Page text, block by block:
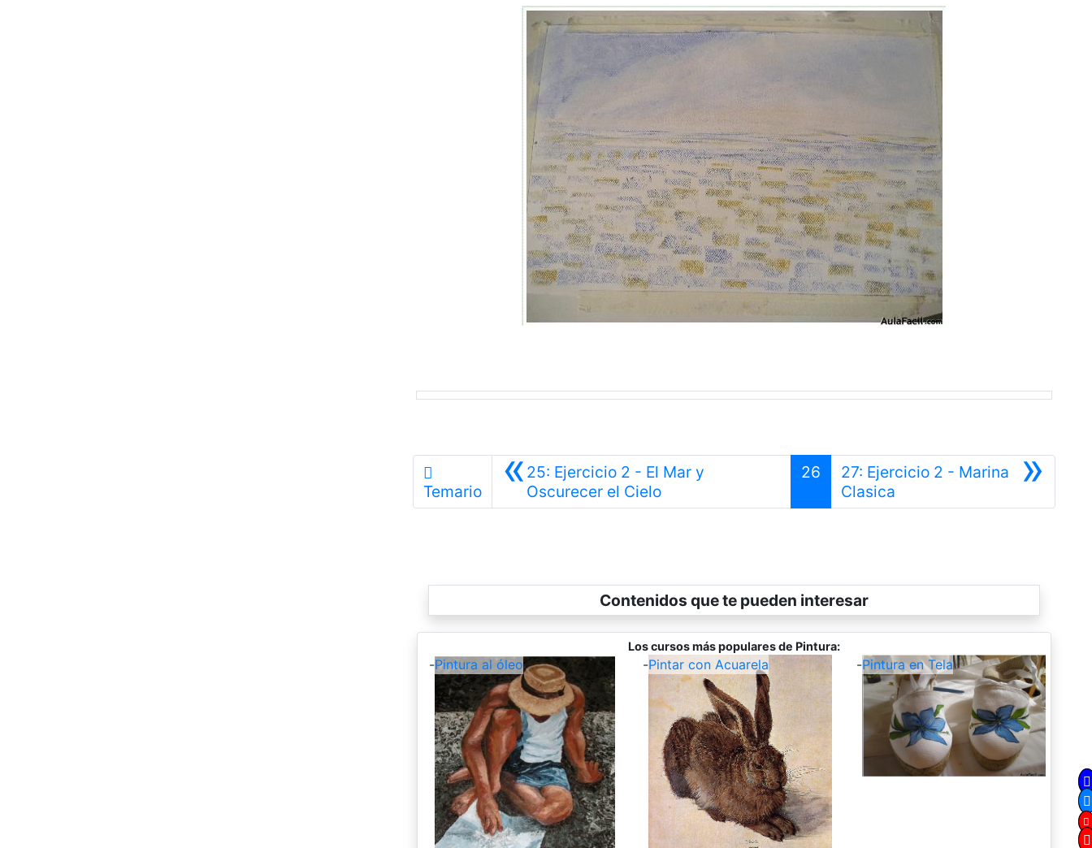
Temario «25: Ejercicio 2 - El Mar y
Oscurecer el CieloAnterior
26 »
27: Ejercicio 2 - Marina
ClasicaSiguiente
Contenidos que te pueden interesar
Los cursos más populares de Pintura:
-Pintura al óleo -Pintar con Acuarela -Pintura en Tela